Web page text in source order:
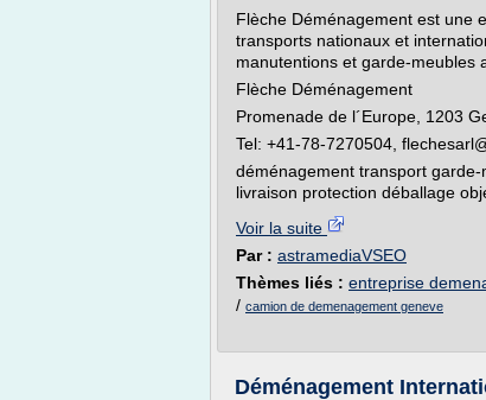
Flèche Déménagement est une
transports nationaux et
manutentions et garde-meubles
Flèche Déménagement
Promenade de l´Europe, 1203
Tel: +41-78-7270504,
déménagement transport
livraison protection déballage
Voir la suite
Par : astramediaVSEO
Thèmes liés : entreprise
/ camion de demenagement geneve
Déménagement